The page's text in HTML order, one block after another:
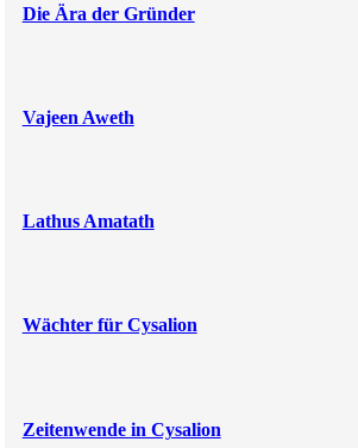
Die Ära der Gründer
Vajeen Aweth
Lathus Amatath
Wächter für Cysalion
Zeitenwende in Cysalion